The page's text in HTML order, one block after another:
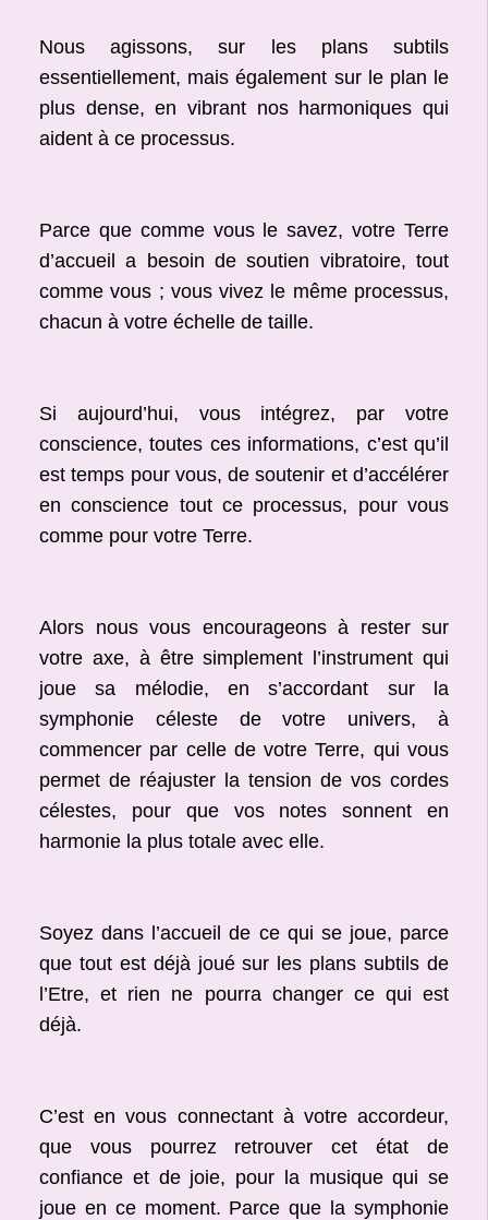
Nous agissons, sur les plans subtils
essentiellement, mais également sur le plan le
plus dense, en vibrant nos harmoniques qui
aident à ce processus.
Parce que comme vous le savez, votre Terre
d’accueil a besoin de soutien vibratoire, tout
comme vous ; vous vivez le même processus,
chacun à votre échelle de taille.
Si aujourd’hui, vous intégrez, par votre
conscience, toutes ces informations, c’est qu’il
est temps pour vous, de soutenir et d’accélérer
en conscience tout ce processus, pour vous
comme pour votre Terre.
Alors nous vous encourageons à rester sur
votre axe, à être simplement l’instrument qui
joue sa mélodie, en s’accordant sur la
symphonie céleste de votre univers, à
commencer par celle de votre Terre, qui vous
permet de réajuster la tension de vos cordes
célestes, pour que vos notes sonnent en
harmonie la plus totale avec elle.
Soyez dans l’accueil de ce qui se joue, parce
que tout est déjà joué sur les plans subtils de
l’Etre, et rien ne pourra changer ce qui est
déjà.
C’est en vous connectant à votre accordeur,
que vous pourrez retrouver cet état de
confiance et de joie, pour la musique qui se
joue en ce moment. Parce que la symphonie